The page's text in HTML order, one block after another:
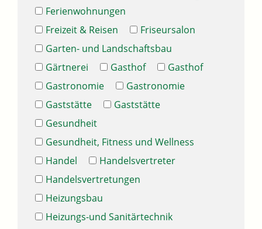
Ferienwohnungen
Freizeit & Reisen
Friseursalon
Garten- und Landschaftsbau
Gärtnerei
Gasthof
Gasthof
Gastronomie
Gastronomie
Gaststätte
Gaststätte
Gesundheit
Gesundheit, Fitness und Wellness
Handel
Handelsvertreter
Handelsvertretungen
Heizungsbau
Heizungs-und Sanitärtechnik